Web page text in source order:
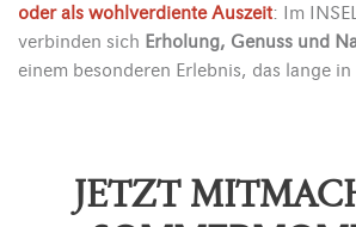
oder als wohlverdiente Auszeit: Im
verbinden sich Erholung, Genuss und
einem besonderen Erlebnis, das lange
JETZT